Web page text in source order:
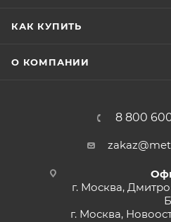
КАК КУПИТЬ
О КОМПАНИИ
8 800
г. Москва,
Б
г. Москва,